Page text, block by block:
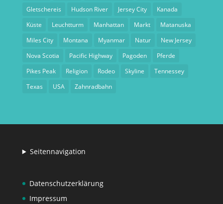
Gletschereis
Hudson River Jersey City
Kanada
Küste
Leuchtturm Manhattan Markt
Matanuska
Miles City
Montana Myanmar Natur
New Jersey
Nova Scotia
Pacific Highway Pagoden
Pferde
Pikes Peak
Religion Rodeo Skyline
Tennessey
Texas
USA Zahnradbahn
Seitennavigation
Datenschutzerklärung
Impressum